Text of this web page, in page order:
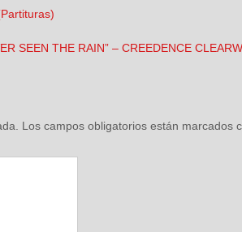
SEEN THE RAIN” – CREEDENCE
Los campos obligatorios están marcados